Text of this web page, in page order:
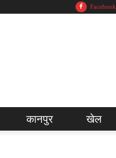
Facebook
कानपुर खेल